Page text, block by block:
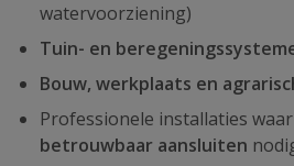
watervoorziening)
Tuin- en
Bouw, werkplaats en
Professionele installaties waar
betrouwbaar aansluiten